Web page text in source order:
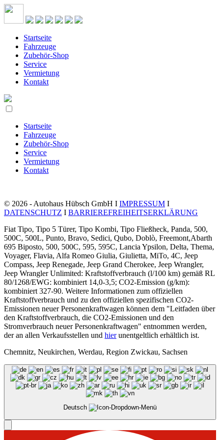
Startseite
Fahrzeuge
Zubehör-Shop
Service
Vermietung
Kontakt
Startseite
Fahrzeuge
Zubehör-Shop
Service
Vermietung
Kontakt
© 2026 - Autohaus Hübsch GmbH I IMPRESSUM I
DATENSCHUTZ I BARRIEREFREIHEITSERKLÄRUNG
Fiat Tipo, Tipo 5 Türer, Tipo Kombi, Tipo Fließheck, Panda, 500,
500C, 500L, Punto, Bravo, Sedici, Qubo, Doblò, Freemont,Abarth
695 Biposto, 500, 500C, 595, 595C, Lancia Ypsilon, Delta, Thema,
Voyager, Flavia, Alfa Romeo Giulia, Giulietta, MiTo, 4C, Jeep
Compass, Jeep Renegade, Jeep Grand Cherokee, Jeep Wrangler,
Jeep Wrangler Unlimited: Kraftstoffverbrauch (l/100 km) gemäß RL
80/1268/EWG: kombiniert 14,0-3,5; CO2-Emission (g/km):
kombiniert 327-90. Weitere Informationen zum offiziellen
Kraftstoffverbrauch und zu den offiziellen spezifischen CO2-
Emissionen neuer Personenkraftwagen können dem "Leitfaden über
den Kraftstoffverbrauch, die CO2-Emissionen und den
Stromverbrauch neuer Personenkraftwagen" entnommen werden,
der an allen Verkaufsstellen und hierunentgeltlich erhältlich ist.
Chemnitz, Neukirchen, Werdau, Region Zwickau, Sachsen
Deutsch